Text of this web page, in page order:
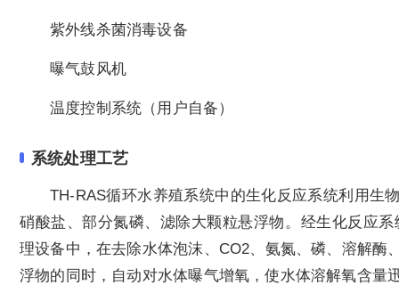
紫外线杀菌消毒设备
曝气鼓风机
温度控制系统（用户自备）
系统处理工艺
TH-RAS循环水养殖系统中的生化反应系统利用生
硝酸盐、部分氮磷、滤除大颗粒悬浮物。经生化反应
理设备中，在去除水体泡沫、CO2、氨氮、磷、溶解酶
浮物的同时，自动对水体曝气增氧，使水体溶解氧含量